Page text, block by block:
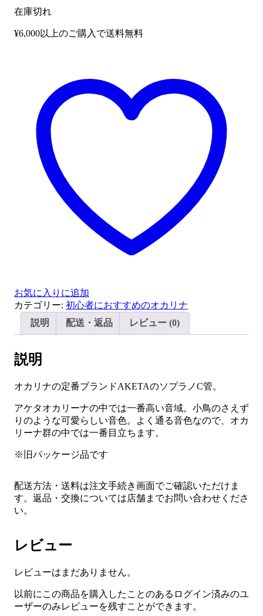
在庫切れ
¥6,000以上のご購入で送料無料
お気に入りに追加
カテゴリー: 初心者におすすめのオカリナ
説明
配送・返品 レビュー (0)
説明
オカリナの定番ブランドAKETAのソプラノC管。
アケタオカリーナの中では一番高い音域。小鳥のさえず
りのような可愛らしい音色。よく通る音色なので、オカ
リーナ群の中では一番目立ちます。
※旧パッケージ品です
配送方法・送料は注文手続き画面でご確認いただけま
す。返品・交換については店舗までお問い合わせくださ
い。
レビュー
レビューはまだありません。
以前にこの商品を購入したことのあるログイン済みのユ
ーザーのみレビューを残すことができます。